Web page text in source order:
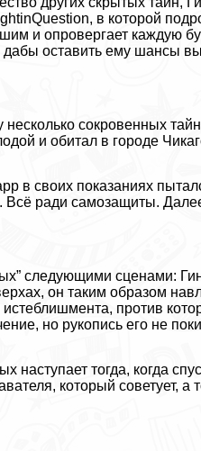
в которой
и опровергает каждую
дабы оставить ему шансы
сокровенных
и обитал в городе
в своих показаниях
Всё ради самозащиты.
следующими сценами:
он таким образом
против
но рукопись его не
тогда, когда
который советует, а